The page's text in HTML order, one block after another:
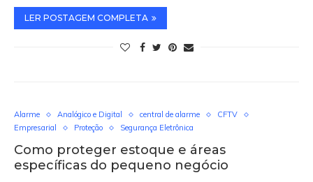
LER POSTAGEM COMPLETA
Alarme Analógico e Digital central de alarme
CFTV
Empresarial
Proteção Segurança Eletrônica
Como proteger estoque e áreas
específicas do pequeno negócio